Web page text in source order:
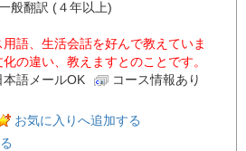
般翻訳 (４年以上)
語、生活会話を好んで教えていま
の違い、教えますとのことです。
本語メールOK コース情報あり
お気に入りへ追加する